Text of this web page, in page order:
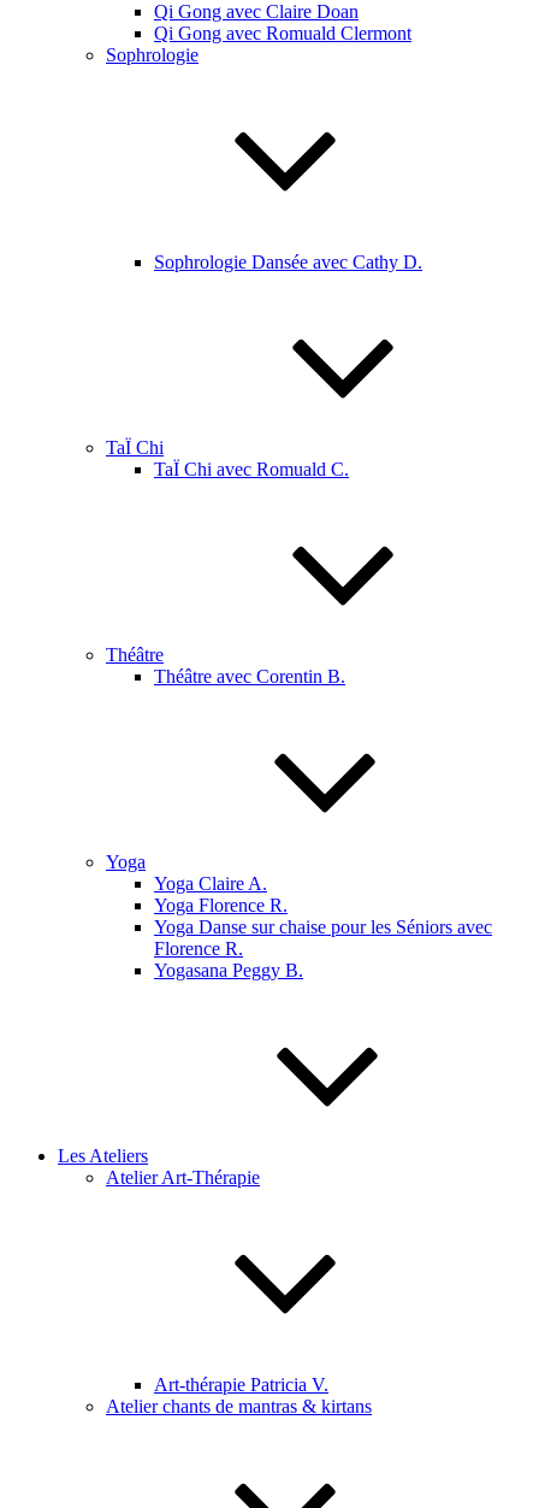
Qi Gong avec Claire Doan
Qi Gong avec Romuald Clermont
Sophrologie
Sophrologie Dansée avec Cathy D.
TaÏ Chi
TaÏ Chi avec Romuald C.
Théâtre
Théâtre avec Corentin B.
Yoga
Yoga Claire A.
Yoga Florence R.
Yoga Danse sur chaise pour les Séniors avec
Florence R.
Yogasana Peggy B.
Les Ateliers
Atelier Art-Thérapie
Art-thérapie Patricia V.
Atelier chants de mantras & kirtans